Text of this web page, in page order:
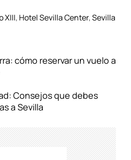
XIII, Hotel Sevilla Center,Sevilla
cómo reservar un vuelo a
Consejos que debes
a Sevilla